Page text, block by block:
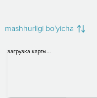
mashhurligi bo'yicha
загрузка карты...